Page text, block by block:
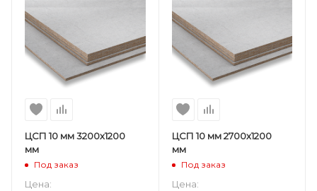
ЦСП 10 мм 3200х1200
мм
Под заказ
Цена:
ЦСП 10 мм 2700х1200
мм
Под заказ
Цена: